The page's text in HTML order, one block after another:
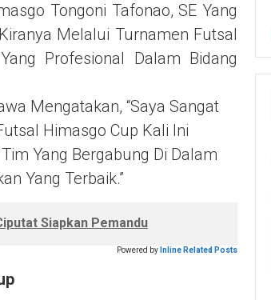
Tongoni Tafonao, SE Yang
Melalui Turnamen Futsal
Profesional Dalam Bidang
Mengatakan, “Saya Sangat
Himasgo Cup Kali Ini
Yang Bergabung Di Dalam
Yang Terbaik.”
Siapkan Pemandu
Powered by Inline Related Posts